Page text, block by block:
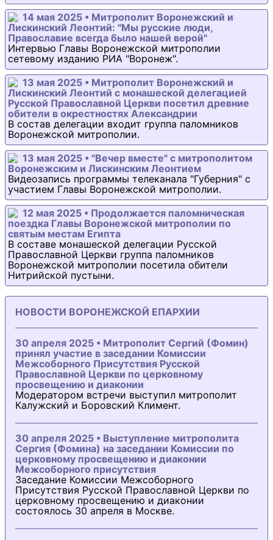
14 мая 2025 • Митрополит Воронежский и
Лискинский Леонтий: "Мы русские люди,
Православие всегда было нашей верой"
Интервью Главы Воронежской митрополии
сетевому изданию РИА "Воронеж".
13 мая 2025 • Митрополит Воронежский и
Лискинский Леонтий с монашеской делегацией
Русской Православной Церкви посетил древние
обители в окрестностях Александрии
В состав делегации входит группа паломников
Воронежской митрополии.
13 мая 2025 • "Вечер вместе" с митрополитом
Воронежским и Лискинским Леонтием
Видеозапись программы телеканала "Губерния" с
участием Главы Воронежской митрополии.
12 мая 2025 • Продолжается паломническая
поездка Главы Воронежской митрополии по
святым местам Египта
В составе монашеской делегации Русской
Православной Церкви группа паломников
Воронежской митрополии посетила обители
Нитрийской пустыни.
НОВОСТИ ВОРОНЕЖСКОЙ ЕПАРХИИ
30 апреля 2025 • Митрополит Сергий (Фомин)
принял участие в заседании Комиссии
Межсоборного Присутствия Русской
Православной Церкви по церковному
просвещению и диаконии
Модератором встречи выступил митрополит
Калужский и Боровский Климент.
30 апреля 2025 • Выступление митрополита
Сергия (Фомина) на заседании Комиссии по
церковному просвещению и диаконии
Межсоборного присутствия
Заседание Комиссии Межсоборного
Присутствия Русской Православной Церкви по
церковному просвещению и диаконии
состоялось 30 апреля в Москве.